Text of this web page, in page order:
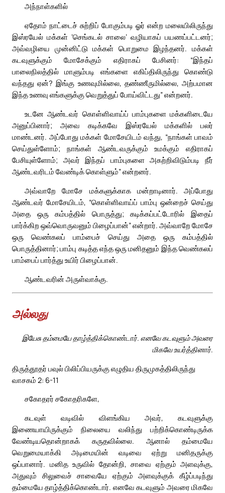
அந்நாள்களில்
ஏதோம் நாட்டைச் சுற்றிப் போகும்படி ஓர் என்ற மலையிலிருந்து
இஸ்ரயேல் மக்கள் ‘செங்கடல் சாலை’ வழியாகப் பயணப்பட்டனர்;
அவ்வழியை முன்னிட்டு மக்கள் பொறுமை இழந்தனர். மக்கள்
கடவுளுக்கும் மோசேக்கும் எதிராகப் பேசினர்: “இந்தப்
பாலைநிலத்தில் மாளும்படி எங்களை எகிப்திலிருந்து கொண்டு
வந்தது ஏன்? இங்கு உணவுமில்லை, தண்ணீருமில்லை, அற்பமான
இந்த உணவு எங்களுக்கு வெறுத்துப் போய்விட்டது” என்றனர்.
உடனே ஆண்டவர் கொள்ளிவாய்ப் பாம்புகளை மக்களிடையே
அனுப்பினார்; அவை கடிக்கவே இஸ்ரயேல் மக்களில் பலர்
மாண்டனர். அப்போது மக்கள் மோசேயிடம் வந்து, “நாங்கள் பாவம்
செய்துள்ளோம்; நாங்கள் ஆண்டவருக்கும் உமக்கும் எதிராகப்
பேசியுள்ளோம்; அவர் இந்தப் பாம்புகளை அகற்றிவிடும்படி நீர்
ஆண்டவரிடம் வேண்டிக் கொள்ளும்” என்றனர்.
அவ்வாறே மோசே மக்களுக்காக மன்றாடினார். அப்போது
ஆண்டவர் மோசேயிடம், “கொள்ளிவாய்ப் பாம்பு ஒன்றைச் செய்து
அதை ஒரு கம்பத்தில் பொருத்து; கடிக்கப்பட்டோரில் இதைப்
பார்க்கிற ஒவ்வொருவனும் பிழைப்பான்” என்றார். அவ்வாறே மோசே
ஒரு வெண்கலப் பாம்பைச் செய்து அதை ஒரு கம்பத்தில்
பொருத்தினார்; பாம்பு கடித்த எந்த ஒரு மனிதனும் இந்த வெண்கலப்
பாம்பைப் பார்த்து உயிர் பிழைப்பான்.
ஆண்டவரின் அருள்வாக்கு.
அல்லது
இயேசு தம்மையே தாழ்த்திக்கொண்டார். எனவே கடவுளும் அவரை
மிகவே உயர்த்தினார்.
திருத்தூதர் பவுல் பிலிப்பியருக்கு எழுதிய திருமுகத்திலிருந்து
வாசகம் 2: 6-11
சகோதரர் சகோதரிகளே,
கடவுள் வடிவில் விளங்கிய அவர், கடவுளுக்கு
இணையாயிருக்கும் நிலையை வலிந்து பற்றிக்கொண்டிருக்க
வேண்டியதொன்றாகக் கருதவில்லை. ஆனால் தம்மையே
வெறுமையாக்கி அடிமையின் வடிவை ஏற்று மனிதருக்கு
ஒப்பானார். மனித உருவில் தோன்றி, சாவை ஏற்கும் அளவுக்கு,
அதுவும் சிலுவைச் சாவையே ஏற்கும் அளவுக்குக் கீழ்ப்படிந்து
தம்மையே தாழ்த்திக்கொண்டார். எனவே கடவுளும் அவரை மிகவே